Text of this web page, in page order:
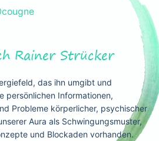
Rainer Strücker
das ihn umgibt und
persönlichen Informationen,
Probleme körperlicher, psychischer
Aura als Schwingungsmuster,
und Blockaden vorhanden.